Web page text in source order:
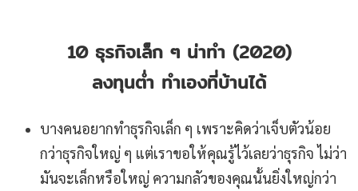
10 ธุรกิจเล็ก ๆ น่าทำ (2020)
ลงทุนต่ำ ทำเองที่บ้านได้
บางคนอยากทำธุรกิจเล็ก ๆ เพราะคิดว่าเจ็บตัวน้อย
กว่าธุรกิจใหญ่ ๆ แต่เราขอให้คุณรู้ไว้เลยว่าธุรกิจ ไม่ว่า
มันจะเล็กหรือใหญ่ ความกลัวของคุณนั้นยิ่งใหญ่กว่า